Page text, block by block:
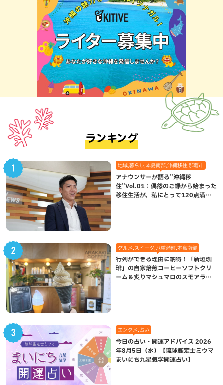
ランキング
地域,暮らし,本島南部,沖縄移住,那覇市
アナウンサーが語る”沖縄移
住”Vol.01：偶然のご縁から始まった
移住生活が、私にとって120点満点
グルメ,スイーツ,八重瀬町,本島南部
行列ができる理由に納得！「新垣珈
琲」の自家焙煎コーヒーソフトクリ
ーム＆炙りマシュマロのスモアラテ
エンタメ,占い
今日の占い・開運アドバイス 2026
年8月5日（水）【琉球鑑定士ミウマ
まいにち九星気学開運占い】